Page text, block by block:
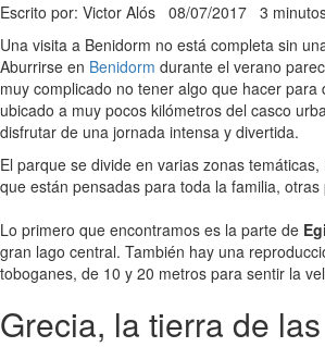
Escrito por: Victor Alós 08/07/2017 3
Una visita a Benidorm no está completa sin
Aburrirse en Benidorm durante el verano
muy complicado no tener algo que hacer
ubicado a muy pocos kilómetros del casco
disfrutar de una jornada intensa y divertida.
El parque se divide en varias zonas temáticas,
que están pensadas para toda la familia,
Lo primero que encontramos es la parte de
gran lago central. También hay una
toboganes, de 10 y 20 metros para sentir la
Grecia, la tierra de